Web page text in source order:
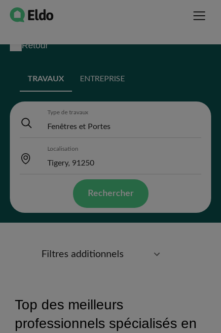
Retour
TRAVAUX ENTREPRISE
Type de travaux
Localisation
Rechercher
Filtres additionnels
Top des meilleurs
professionnels spécialisés en